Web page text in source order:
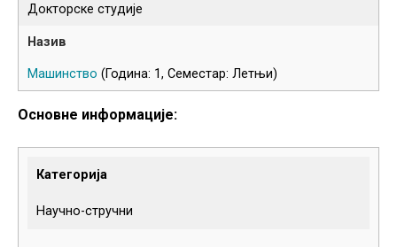
Докторске студије
Машинство (Година: 1, Семестар: Летњи)
Основне информације:
Категорија
Научно-стручни